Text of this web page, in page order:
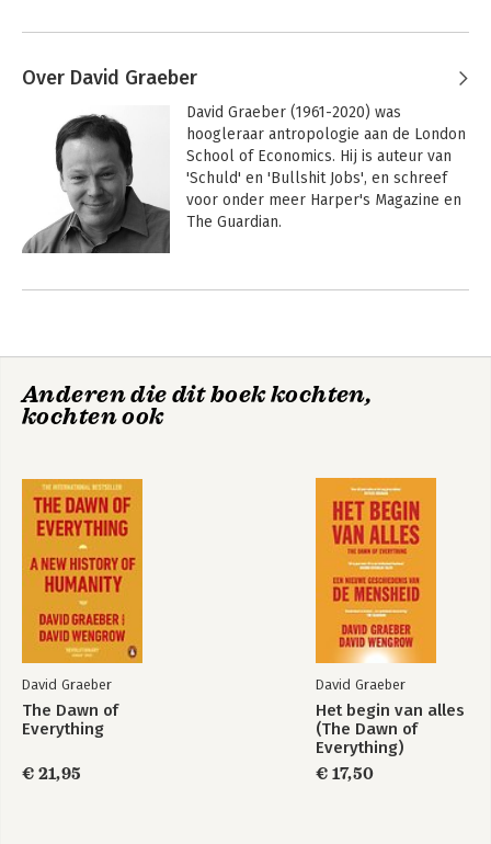
Over David Graeber
David Graeber (1961-2020) was
hoogleraar antropologie aan de London
School of Economics. Hij is auteur van
'Schuld' en 'Bullshit Jobs', en schreef
voor onder meer Harper's Magazine en
The Guardian.
activist was hij grondlegger van Occupy
Andere boeken door David Graeber
Het begin van alles
The Dawn of
Everything
Anderen die dit boek kochten,
kochten ook
David Graeber
The Dawn of
Everything
€ 21,95
David Graeber
Het begin van alles
(The Dawn of
Everything)
€ 17,50